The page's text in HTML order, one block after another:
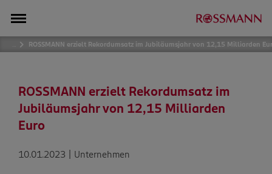
… ROSSMANN erzielt Rekordumsatz im Jubiläumsjahr von 12,15 Milliarden
ROSSMANN erzielt Rekordumsatz im
Jubiläumsjahr von 12,15 Milliarden
Euro
10.01.2023 | Unternehmen